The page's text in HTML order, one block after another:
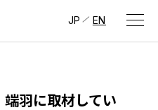
JP EN
羽に取材してい